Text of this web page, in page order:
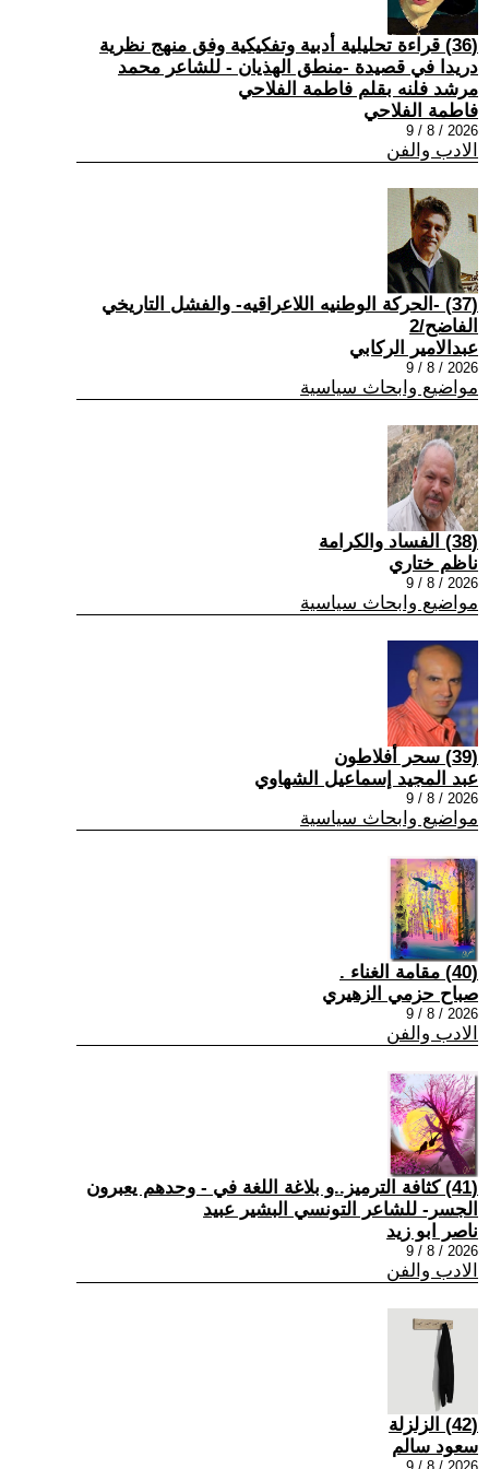
(36) قراءة تحليلية أدبية وتفكيكية وفق منهج نظرية
دريدا في قصيدة -منطق الهذيان - للشاعر محمد
مرشد فلنه بقلم فاطمة الفلاحي
فاطمة الفلاحي
2026 / 8 / 9
الادب والفن
(37) -الحركة الوطنيه اللاعراقيه- والفشل التاريخي
الفاضح/2
عبدالامير الركابي
2026 / 8 / 9
مواضيع وابحاث سياسية
(38) الفساد والكرامة
ناظم ختاري
2026 / 8 / 9
مواضيع وابحاث سياسية
(39) سحر أفلاطون
عبد المجيد إسماعيل الشهاوي
2026 / 8 / 9
مواضيع وابحاث سياسية
(40) مقامة الغناء .
صباح حزمي الزهيري
2026 / 8 / 9
الادب والفن
(41) كثافة الترميز..و بلاغة اللغة في - وحدهم يعبرون
الجسر- للشاعر التونسي البشير عبيد
ناصر ابو زيد
2026 / 8 / 9
الادب والفن
(42) الزلزلة
سعود سالم